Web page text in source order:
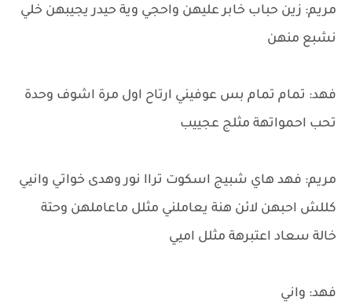
مريم: زين حباب خابر عليهن واحجي وية حيدر يجيبهن خلي
نشبع منهن
فهد: تمام تمام بس عوفيني ارتاح اول مرة اشوف وحدة
تحب احمواتهة مثلج عجييب
مريم: فهد هاي شبيج اسكوت تراا نور وهدى خواتي وانيي
كللش احبهن لائن هنة يعاملني مثلل ماعاملهن وحتة
خالة سعاد اعتبرهة مثلل اميي
فهد: واني